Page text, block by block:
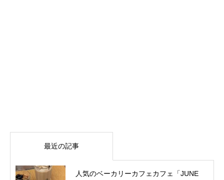
最近の記事
人気のベーカリーカフェカフェ「JUNE